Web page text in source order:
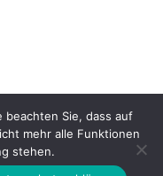
Mitglied werden
beachten Sie, dass auf
mehr alle Funktionen
stehen.